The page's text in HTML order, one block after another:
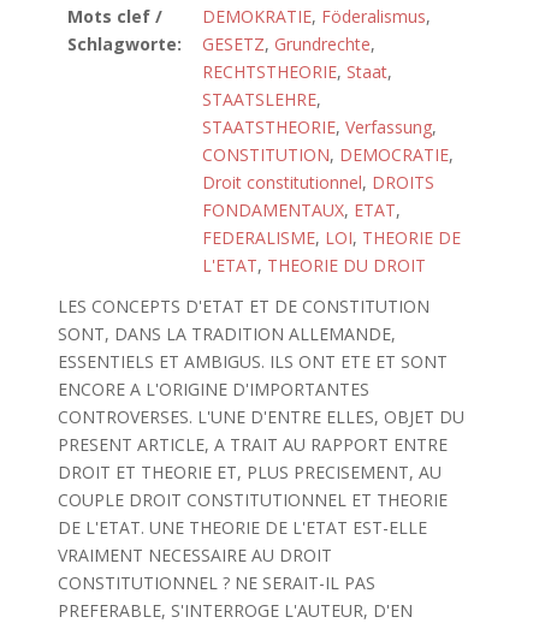
Mots clef /
Schlagworte:
DEMOKRATIE, Föderalismus,
GESETZ, Grundrechte,
RECHTSTHEORIE, Staat,
STAATSLEHRE,
STAATSTHEORIE, Verfassung,
CONSTITUTION, DEMOCRATIE,
Droit constitutionnel, DROITS
FONDAMENTAUX, ETAT,
FEDERALISME, LOI, THEORIE DE
L'ETAT, THEORIE DU DROIT
LES CONCEPTS D'ETAT ET DE CONSTITUTION
SONT, DANS LA TRADITION ALLEMANDE,
ESSENTIELS ET AMBIGUS. ILS ONT ETE ET SONT
ENCORE A L'ORIGINE D'IMPORTANTES
CONTROVERSES. L'UNE D'ENTRE ELLES, OBJET DU
PRESENT ARTICLE, A TRAIT AU RAPPORT ENTRE
DROIT ET THEORIE ET, PLUS PRECISEMENT, AU
COUPLE DROIT CONSTITUTIONNEL ET THEORIE
DE L'ETAT. UNE THEORIE DE L'ETAT EST-ELLE
VRAIMENT NECESSAIRE AU DROIT
CONSTITUTIONNEL ? NE SERAIT-IL PAS
PREFERABLE, S'INTERROGE L'AUTEUR, D'EN